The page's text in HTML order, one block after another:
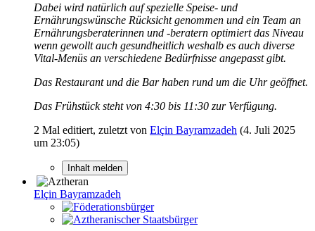
Dabei wird natürlich auf spezielle Speise- und
Ernährungswünsche Rücksicht genommen und ein Team an
Ernährungsberaterinnen und -beratern optimiert das Niveau
wenn gewollt auch gesundheitlich weshalb es auch diverse
Vital-Menüs an verschiedene Bedürfnisse angepasst gibt.
Das Restaurant und die Bar haben rund um die Uhr geöffnet.
Das Frühstück steht von 4:30 bis 11:30 zur Verfügung.
2 Mal editiert, zuletzt von Elçin Bayramzadeh (4. Juli 2025
um 23:05)
Inhalt melden
Elçin Bayramzadeh